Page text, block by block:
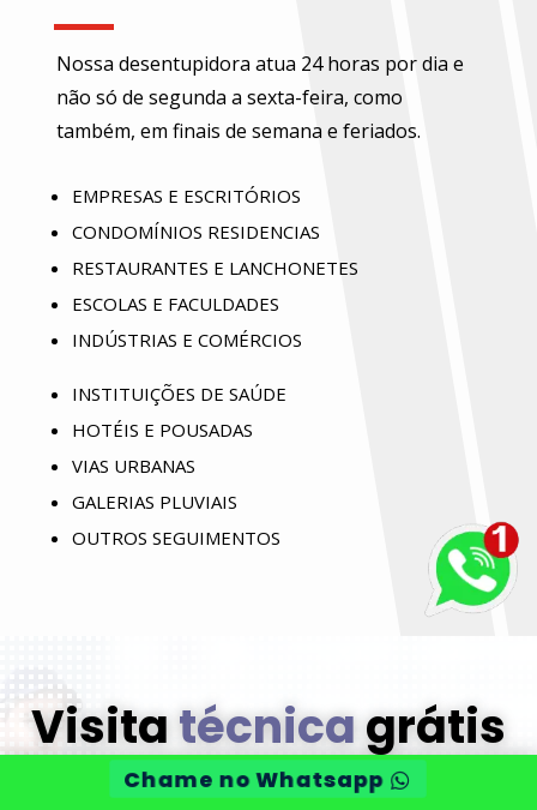
Nossa desentupidora atua 24 horas por dia e
não só de segunda a sexta-feira, como
também, em finais de semana e feriados.
EMPRESAS E ESCRITÓRIOS
CONDOMÍNIOS RESIDENCIAS
RESTAURANTES E LANCHONETES
ESCOLAS E FACULDADES
INDÚSTRIAS E COMÉRCIOS
INSTITUIÇÕES DE SAÚDE
HOTÉIS E POUSADAS
VIAS URBANAS
GALERIAS PLUVIAIS
OUTROS SEGUIMENTOS
Visitatécnicagrátis
O técnico irá fazer orçamento gratuito e
Chame no Whatsapp